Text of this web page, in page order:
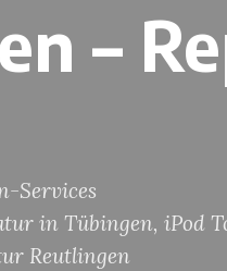
–
Services
in Tübingen, iPod
Reutlingen